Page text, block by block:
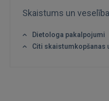
Vēl neesat
Skaistums un veselība
Dietologa pakalpojumi
Citi skaistumkopšanas